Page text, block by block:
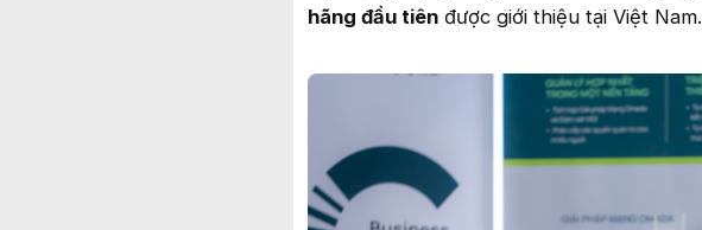
hãng đầu tiên được giới thiệu tại Việt Nam.